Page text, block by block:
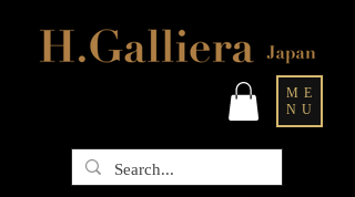
ME
NU